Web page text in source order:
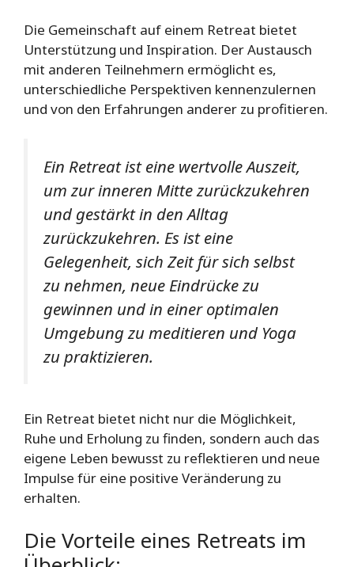
Die Gemeinschaft auf einem Retreat bietet
Unterstützung und Inspiration. Der Austausch
mit anderen Teilnehmern ermöglicht es,
unterschiedliche Perspektiven kennenzulernen
und von den Erfahrungen anderer zu profitieren.
Ein Retreat ist eine wertvolle Auszeit,
um zur inneren Mitte zurückzukehren
und gestärkt in den Alltag
zurückzukehren. Es ist eine
Gelegenheit, sich Zeit für sich selbst
zu nehmen, neue Eindrücke zu
gewinnen und in einer optimalen
Umgebung zu meditieren und Yoga
zu praktizieren.
Ein Retreat bietet nicht nur die Möglichkeit,
Ruhe und Erholung zu finden, sondern auch das
eigene Leben bewusst zu reflektieren und neue
Impulse für eine positive Veränderung zu
erhalten.
Die Vorteile eines Retreats im